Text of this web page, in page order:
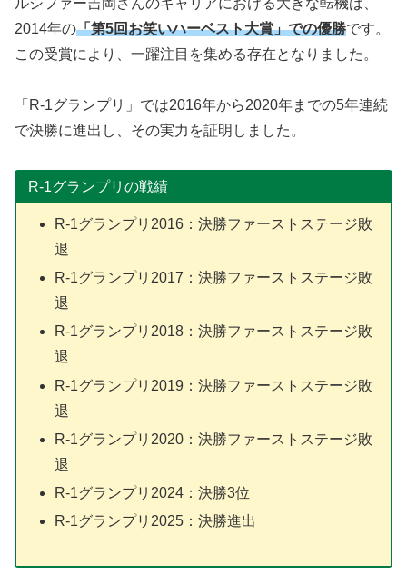
ルシファー吉岡さんのキャリアにおける大きな転機は、
2014年の「第5回お笑いハーベスト大賞」での優勝です。
この受賞により、一躍注目を集める存在となりました。
「R-1グランプリ」では2016年から2020年までの5年連続
で決勝に進出し、その実力を証明しました。
R-1グランプリの戦績
R-1グランプリ2016：決勝ファーストステージ敗
退
R-1グランプリ2017：決勝ファーストステージ敗
退
R-1グランプリ2018：決勝ファーストステージ敗
退
R-1グランプリ2019：決勝ファーストステージ敗
退
R-1グランプリ2020：決勝ファーストステージ敗
退
R-1グランプリ2024：決勝3位
R-1グランプリ2025：決勝進出